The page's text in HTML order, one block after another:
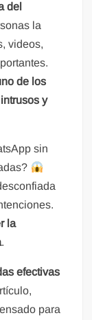
del
la
videos,
de los
y
sin
la
.
efectivas
para